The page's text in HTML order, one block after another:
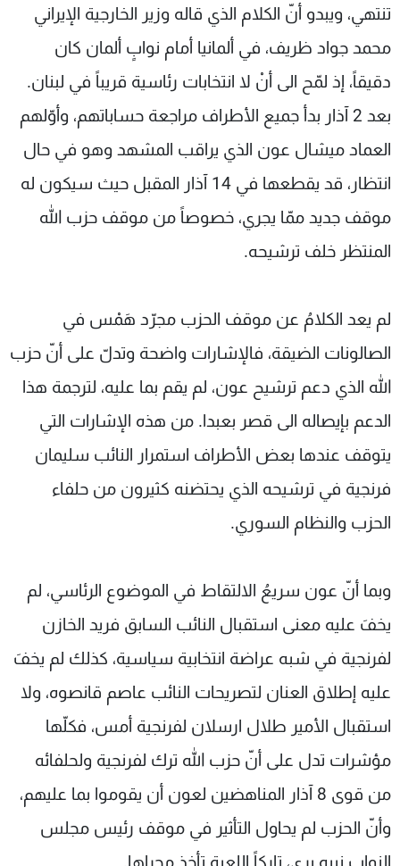
تنتهي، ويبدو أنّ الكلام الذي قاله وزير الخارجية الإيراني
محمد جواد ظريف، في ألمانيا أمام نوابٍ ألمان كان
دقيقاً، إذ لمّح الى أنْ لا انتخابات رئاسية قريباً في لبنان.
بعد 2 آذار بدأ جميع الأطراف مراجعة حساباتهم، وأوّلهم
العماد ميشال عون الذي يراقب المشهد وهو في حال
انتظار، قد يقطعها في 14 آذار المقبل حيث سيكون له
موقف جديد ممّا يجري، خصوصاً من موقف حزب الله
المنتظر خلف ترشيحه.
لم يعد الكلامُ عن موقف الحزب مجرّد هَمْس في
الصالونات الضيقة، فالإشارات واضحة وتدلّ على أنّ حزب
الله الذي دعم ترشيح عون، لم يقم بما عليه، لترجمة هذا
الدعم بإيصاله الى قصر بعبدا. من هذه الإشارات التي
يتوقف عندها بعض الأطراف استمرار النائب سليمان
فرنجية في ترشيحه الذي يحتضنه كثيرون من حلفاء
الحزب والنظام السوري.
وبما أنّ عون سريعُ الالتقاط في الموضوع الرئاسي، لم
يخفَ عليه معنى استقبال النائب السابق فريد الخازن
لفرنجية في شبه عراضة انتخابية سياسية، كذلك لم يخفَ
عليه إطلاق العنان لتصريحات النائب عاصم قانصوه، ولا
استقبال الأمير طلال ارسلان لفرنجية أمس، فكلّها
مؤشرات تدل على أنّ حزب الله ترك لفرنجية ولحلفائه
من قوى 8 آذار المناهضين لعون أن يقوموا بما عليهم،
وأنّ الحزب لم يحاول التأثير في موقف رئيس مجلس
جدول البرامج
شاهد البرامج
الترددات
الإنـتـاج
وظائف
تواصل معنا
سياسة الخصوصية